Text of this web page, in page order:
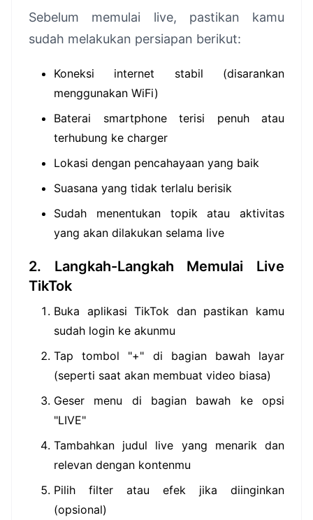
Sebelum memulai live, pastikan kamu
sudah melakukan persiapan berikut:
Koneksi internet stabil (disarankan
menggunakan WiFi)
Baterai smartphone terisi penuh atau
terhubung ke charger
Lokasi dengan pencahayaan yang baik
Suasana yang tidak terlalu berisik
Sudah menentukan topik atau aktivitas
yang akan dilakukan selama live
2. Langkah-Langkah Memulai Live
TikTok
Buka aplikasi TikTok dan pastikan kamu
sudah login ke akunmu
Tap tombol "+" di bagian bawah layar
(seperti saat akan membuat video biasa)
Geser menu di bagian bawah ke opsi
"LIVE"
Tambahkan judul live yang menarik dan
relevan dengan kontenmu
Pilih filter atau efek jika diinginkan
(opsional)